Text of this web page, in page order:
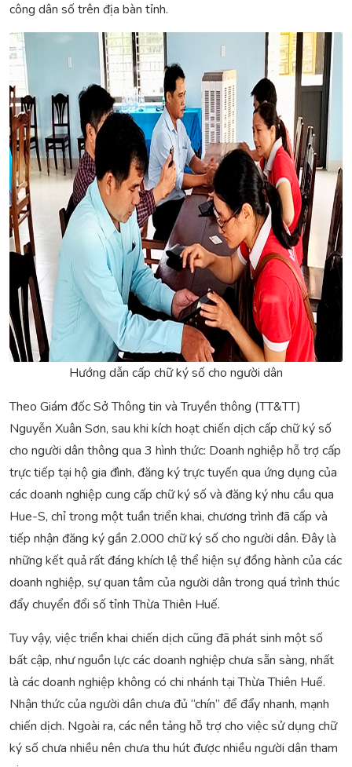
công dân số trên địa bàn tỉnh.
Hướng dẫn cấp chữ ký số cho người dân
Theo Giám đốc Sở Thông tin và Truyền thông (TT&TT)
Nguyễn Xuân Sơn, sau khi kích hoạt chiến dịch cấp chữ ký số
cho người dân thông qua 3 hình thức: Doanh nghiệp hỗ trợ cấp
trực tiếp tại hộ gia đình, đăng ký trực tuyến qua ứng dụng của
các doanh nghiệp cung cấp chữ ký số và đăng ký nhu cầu qua
Hue-S, chỉ trong một tuần triển khai, chương trình đã cấp và
tiếp nhận đăng ký gần 2.000 chữ ký số cho người dân. Đây là
những kết quả rất đáng khích lệ thể hiện sự đồng hành của các
doanh nghiệp, sự quan tâm của người dân trong quá trình thúc
đẩy chuyển đổi số tỉnh Thừa Thiên Huế.
Tuy vậy, việc triển khai chiến dịch cũng đã phát sinh một số
bất cập, như nguồn lực các doanh nghiệp chưa sẵn sàng, nhất
là các doanh nghiệp không có chi nhánh tại Thừa Thiên Huế.
Nhận thức của người dân chưa đủ “chín” để đẩy nhanh, mạnh
chiến dịch. Ngoài ra, các nền tảng hỗ trợ cho việc sử dụng chữ
ký số chưa nhiều nên chưa thu hút được nhiều người dân tham